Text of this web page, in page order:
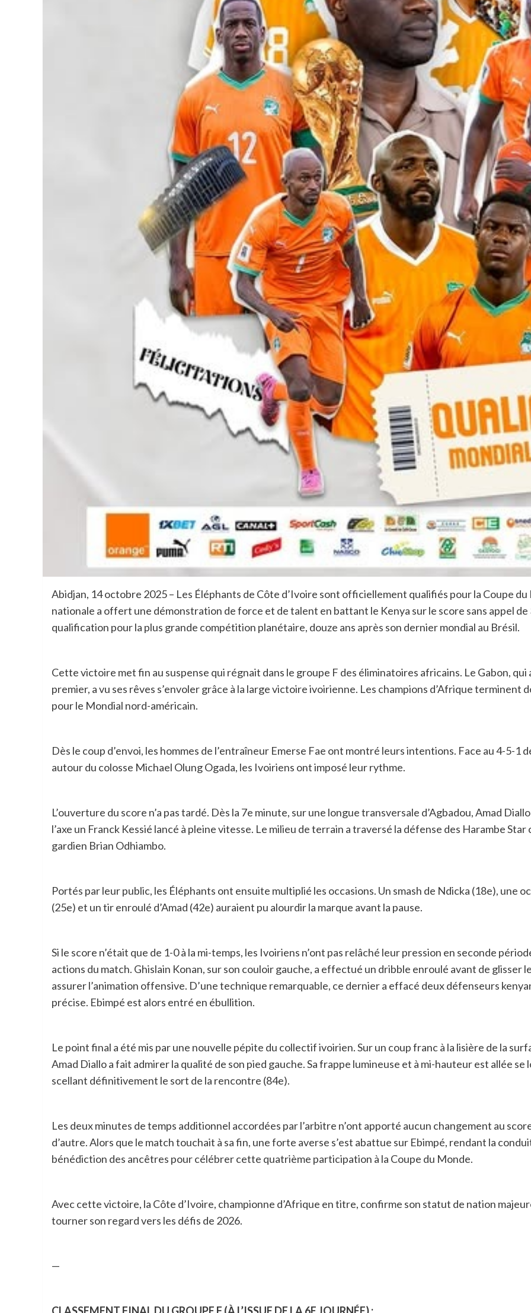
Abidjan, 14 octobre 2025 – Les Éléphants de Côte d’Ivoire sont officiellement qualifiés pour la Coupe du
nationale a offert une démonstration de force et de talent en battant le Kenya sur le score sans appel de
qualification pour la plus grande compétition planétaire, douze ans après son dernier mondial au Brésil.
Cette victoire met fin au suspense qui régnait dans le groupe F des éliminatoires africains. Le Gabon,
premier, a vu ses rêves s’envoler grâce à la large victoire ivoirienne. Les champions d’Afrique
pour le Mondial nord-américain.
Dès le coup d’envoi, les hommes de l’entraîneur Emerse Fae ont montré leurs intentions. Face au 4-5-
autour du colosse Michael Olung Ogada, les Ivoiriens ont imposé leur rythme.
L’ouverture du score n’a pas tardé. Dès la 7e minute, sur une longue transversale d’Agbadou, Amad
l’axe un Franck Kessié lancé à pleine vitesse. Le milieu de terrain a traversé la défense des Harambe
gardien Brian Odhiambo.
Portés par leur public, les Éléphants ont ensuite multiplié les occasions. Un smash de Ndicka (18e), une
(25e) et un tir enroulé d’Amad (42e) auraient pu alourdir la marque avant la pause.
Si le score n’était que de 1-0 à la mi-temps, les Ivoiriens n’ont pas relâché leur pression en seconde
actions du match. Ghislain Konan, sur son couloir gauche, a effectué un dribble enroulé avant de glisser
assurer l’animation offensive. D’une technique remarquable, ce dernier a effacé deux défenseurs
précise. Ebimpé est alors entré en ébullition.
Le point final a été mis par une nouvelle pépite du collectif ivoirien. Sur un coup franc à la lisière de la
Amad Diallo a fait admirer la qualité de son pied gauche. Sa frappe lumineuse et à mi-hauteur est allée
scellant définitivement le sort de la rencontre (84e).
Les deux minutes de temps additionnel accordées par l’arbitre n’ont apporté aucun changement au
d’autre. Alors que le match touchait à sa fin, une forte averse s’est abattue sur Ebimpé, rendant la
bénédiction des ancêtres pour célébrer cette quatrième participation à la Coupe du Monde.
Avec cette victoire, la Côte d’Ivoire, championne d’Afrique en titre, confirme son statut de nation
tourner son regard vers les défis de 2026.
—